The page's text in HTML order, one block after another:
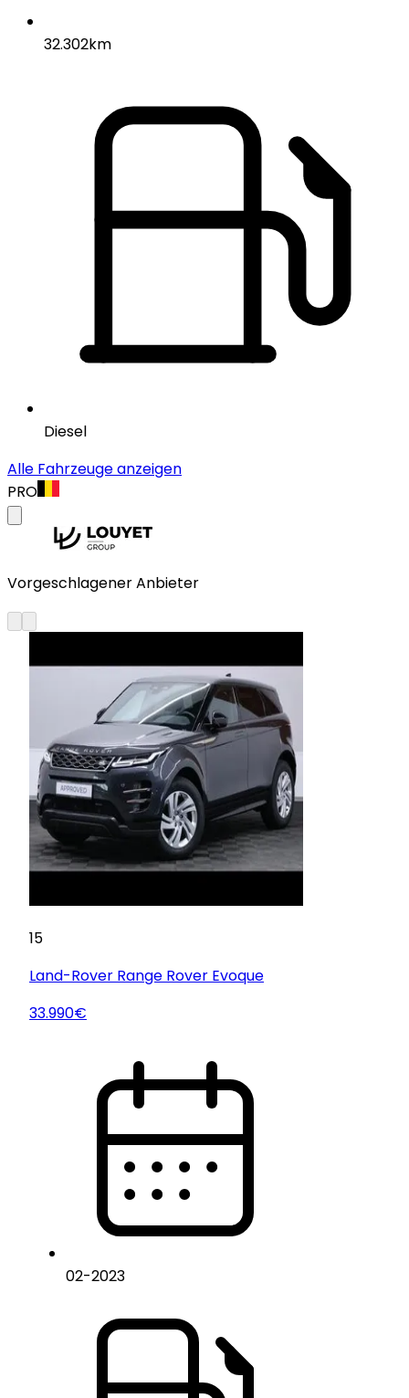
32.302km
Diesel
Alle Fahrzeuge anzeigen
PRO
Vorgeschlagener Anbieter
15
Land-Rover Range Rover Evoque
33.990€
02-2023